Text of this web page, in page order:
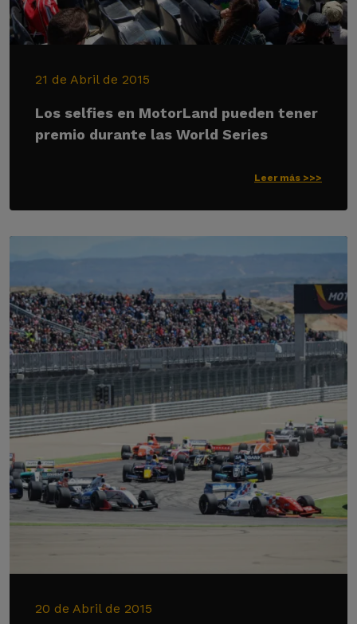
21 de Abril de 2015
Los selfies en MotorLand pueden tener
premio durante las World Series
Leer más >>>
20 de Abril de 2015